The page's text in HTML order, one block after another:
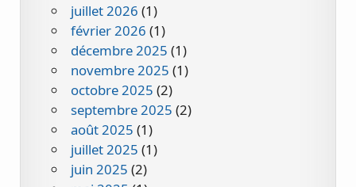
juillet 2026 (1)
février 2026 (1)
décembre 2025 (1)
novembre 2025 (1)
octobre 2025 (2)
septembre 2025 (2)
août 2025 (1)
juillet 2025 (1)
juin 2025 (2)